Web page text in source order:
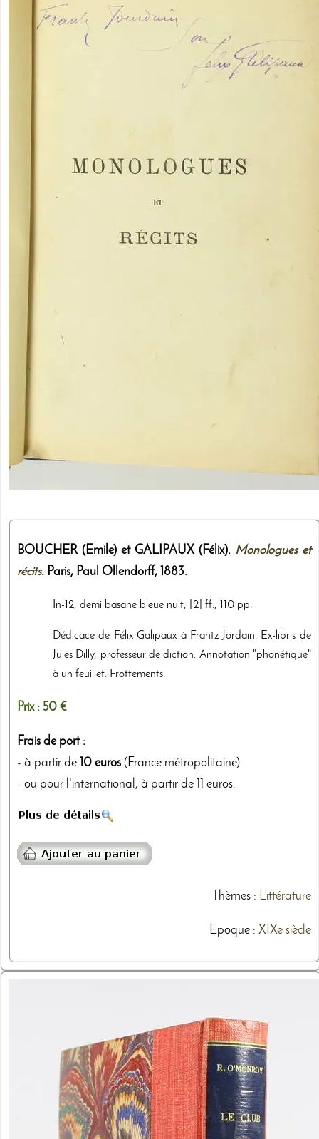
BOUCHER (Emile) et GALIPAUX (Félix). Monologues et
récits. Paris, Paul Ollendorff, 1883.
In-12, demi basane bleue nuit, [2] ff., 110 pp.
Dédicace de Félix Galipaux à Frantz Jordain. Ex-libris de
Jules Dilly, professeur de diction. Annotation "phonétique"
à un feuillet. Frottements.
Prix : 50 €
Frais de port :
- à partir de 10 euros (France métropolitaine)
- ou pour l'international, à partir de 11 euros.
Thèmes: Littérature
Epoque : XIXe siècle